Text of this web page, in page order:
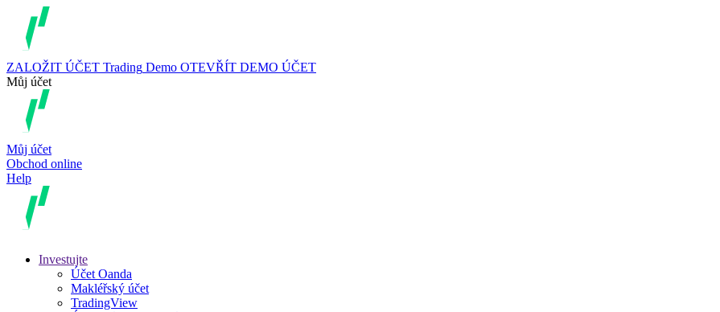
ZALOŽIT ÚČET Trading Demo OTEVŘÍT DEMO ÚČET
Můj účet
Můj účet
Obchod online
Help
Investujte
Účet Oanda
Makléřský účet
TradingView